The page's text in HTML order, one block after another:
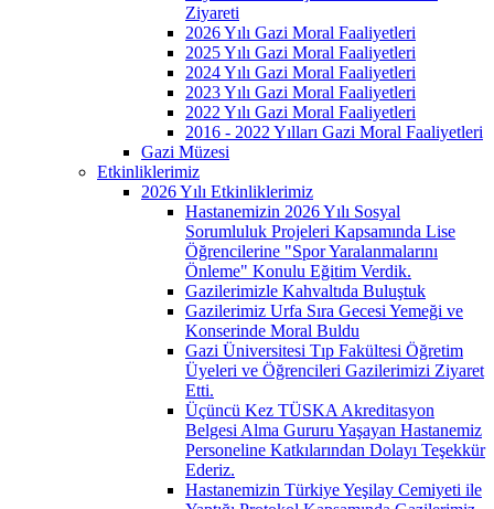
Ziyareti
2026 Yılı Gazi Moral Faaliyetleri
2025 Yılı Gazi Moral Faaliyetleri
2024 Yılı Gazi Moral Faaliyetleri
2023 Yılı Gazi Moral Faaliyetleri
2022 Yılı Gazi Moral Faaliyetleri
2016 - 2022 Yılları Gazi Moral Faaliyetleri
Gazi Müzesi
Etkinliklerimiz
2026 Yılı Etkinliklerimiz
Hastanemizin 2026 Yılı Sosyal
Sorumluluk Projeleri Kapsamında Lise
Öğrencilerine "Spor Yaralanmalarını
Önleme" Konulu Eğitim Verdik.
Gazilerimizle Kahvaltıda Buluştuk
Gazilerimiz Urfa Sıra Gecesi Yemeği ve
Konserinde Moral Buldu
Gazi Üniversitesi Tıp Fakültesi Öğretim
Üyeleri ve Öğrencileri Gazilerimizi Ziyaret
Etti.
Üçüncü Kez TÜSKA Akreditasyon
Belgesi Alma Gururu Yaşayan Hastanemiz
Personeline Katkılarından Dolayı Teşekkür
Ederiz.
Hastanemizin Türkiye Yeşilay Cemiyeti ile